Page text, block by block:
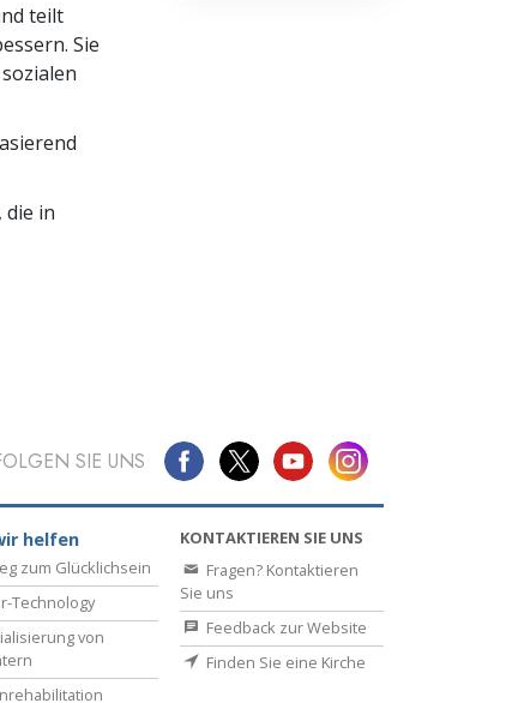
teilt
Sie
die in
SIE UNS
helfen
zum Glücklichsein
Technology
von
KONTAKTIEREN SIE UNS
Fragen? Kontaktieren
Sie uns
Feedback zur Website
Finden Sie eine Kirche